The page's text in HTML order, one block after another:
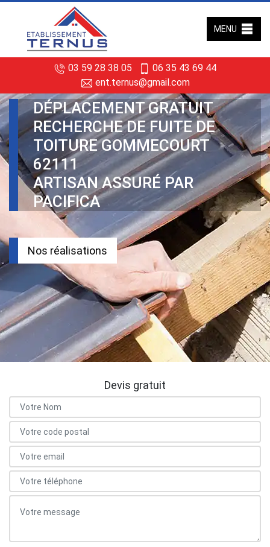
03 59 28 38 05
06 35 43 69 44
ent.ternus@gmail.com
MENU
DÉPLACEMENT GRATUIT
RECHERCHE DE FUITE DE
TOITURE GOMMECOURT
62111
ARTISAN ASSURÉ PAR
PACIFICA
Nos réalisations
Devis gratuit